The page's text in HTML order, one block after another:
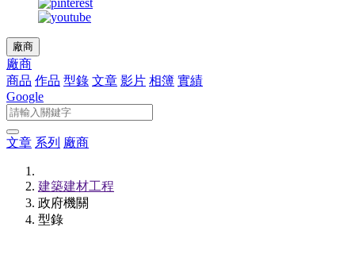
廠商
廠商
商品 作品 型錄 文章 影片 相簿 實績
Google
文章 系列 廠商
建築建材工程
政府機關
型錄